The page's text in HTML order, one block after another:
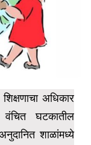
अधिकार
वंचित घटकातील
शाळांमध्ये